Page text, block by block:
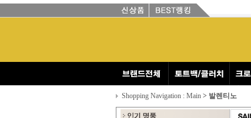
Shopping Navigation : Main > 발렌티노